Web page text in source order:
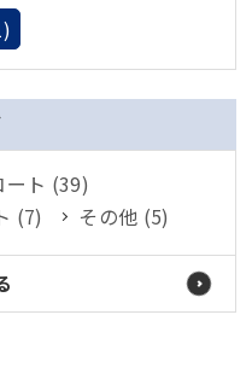
ート (39)
(7) その他 (5)